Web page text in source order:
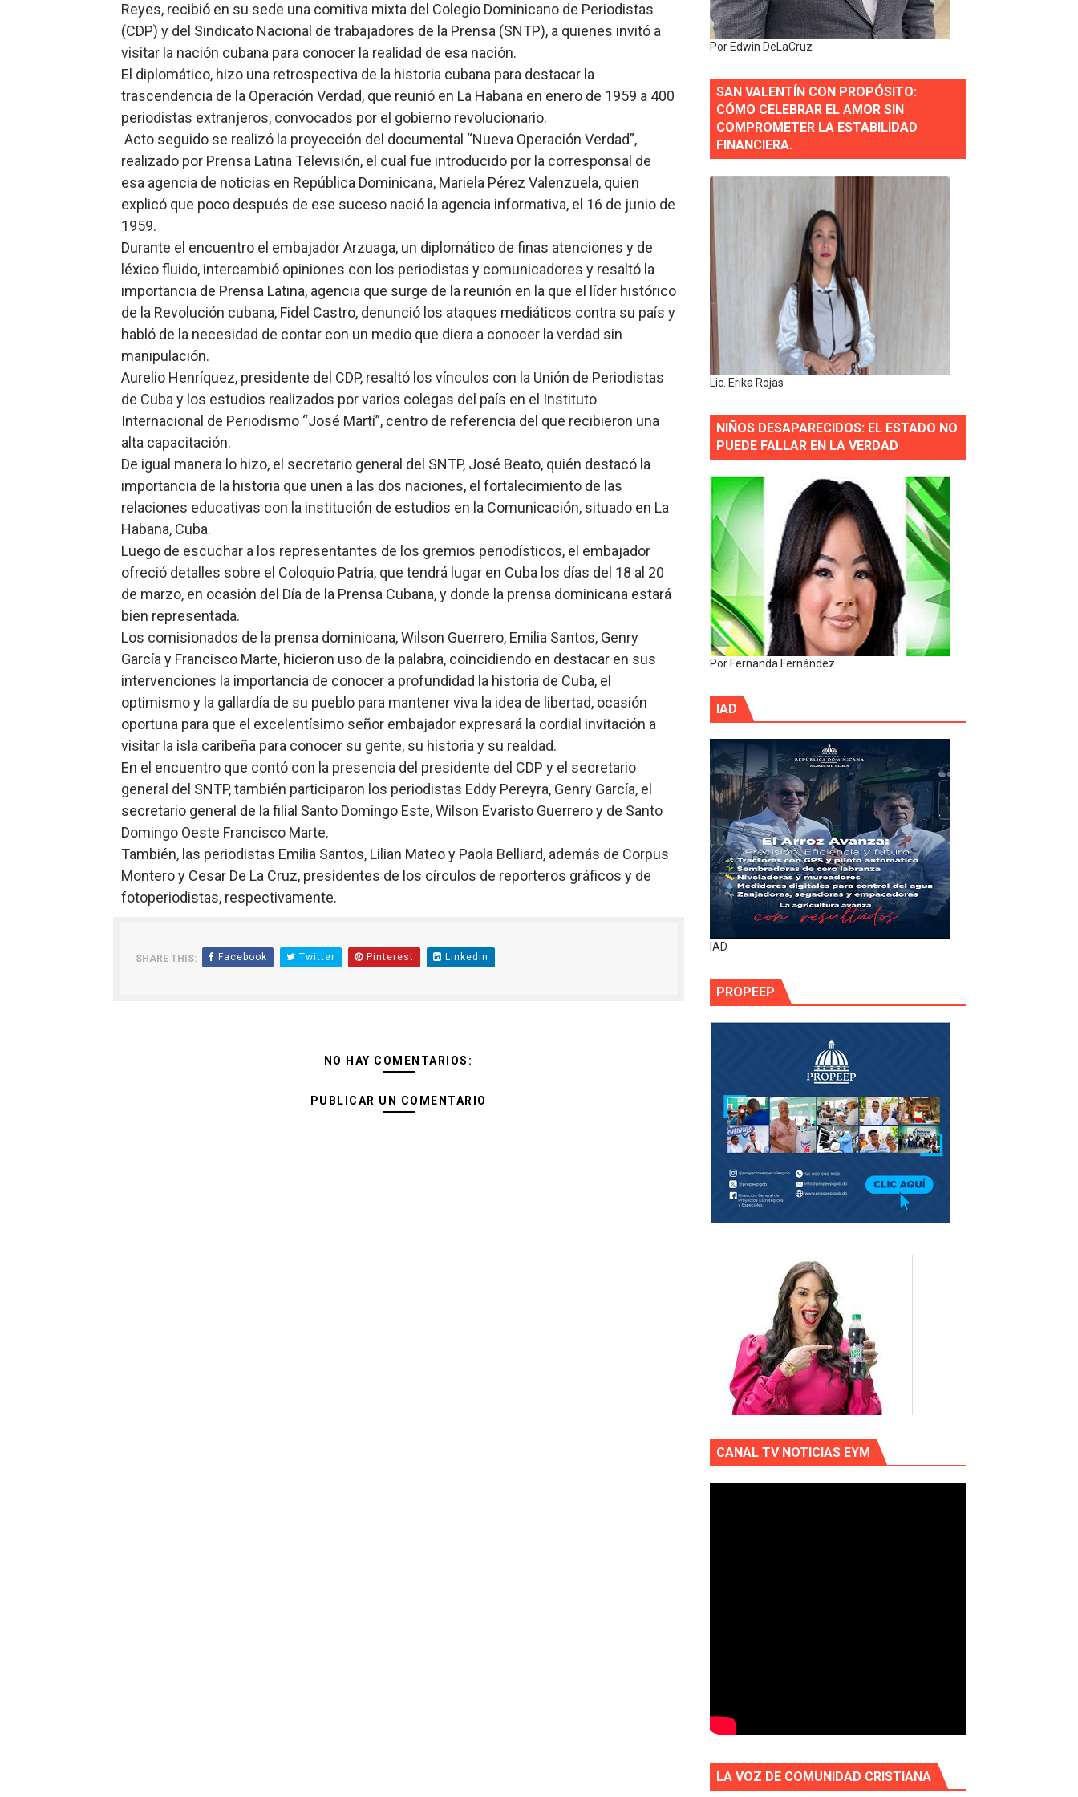
Lee Ballester a los que se forman como agentes “Todo el equipo de la DGM debe acogerse a normas éticas y ser garante de los derechos de
Operativo Interinstitucional “Compromiso Ambiental 2.0”
Trabajadores de la prensa y Obispado de la Provincia Santo Domingo Acuerdan Alianza Estratégica para Impulsar el Desarrollo de Santo
Ministerio de Cultura anuncia ganadores de Premios Anuales de Literatura 2026 y el de Historia 2025
Más de 180 dirigentes sindicales de las Américas se reúnen en República Dominicana para fortalecer el diálogo social y el trabajo decente
Reyes, recibió en su sede una comitiva mixta del Colegio Dominicano de Periodistas
(CDP) y del Sindicato Nacional de trabajadores de la Prensa (SNTP), a quienes invitó a
visitar la nación cubana para conocer la realidad de esa nación.
El diplomático, hizo una retrospectiva de la historia cubana para destacar la
trascendencia de la Operación Verdad, que reunió en La Habana en enero de 1959 a 400
periodistas extranjeros, convocados por el gobierno revolucionario.
Acto seguido se realizó la proyección del documental “Nueva Operación Verdad”,
realizado por Prensa Latina Televisión, el cual fue introducido por la corresponsal de
esa agencia de noticias en República Dominicana, Mariela Pérez Valenzuela, quien
explicó que poco después de ese suceso nació la agencia informativa, el 16 de junio de
1959.
Durante el encuentro el embajador Arzuaga, un diplomático de finas atenciones y de
léxico fluido, intercambió opiniones con los periodistas y comunicadores y resaltó la
importancia de Prensa Latina, agencia que surge de la reunión en la que el líder histórico
de la Revolución cubana, Fidel Castro, denunció los ataques mediáticos contra su país y
habló de la necesidad de contar con un medio que diera a conocer la verdad sin
manipulación.
Aurelio Henríquez, presidente del CDP, resaltó los vínculos con la Unión de Periodistas
de Cuba y los estudios realizados por varios colegas del país en el Instituto
Internacional de Periodismo “José Martí”, centro de referencia del que recibieron una
alta capacitación.
De igual manera lo hizo, el secretario general del SNTP, José Beato, quién destacó la
importancia de la historia que unen a las dos naciones, el fortalecimiento de las
relaciones educativas con la institución de estudios en la Comunicación, situado en La
Habana, Cuba.
Luego de escuchar a los representantes de los gremios periodísticos, el embajador
ofreció detalles sobre el Coloquio Patria, que tendrá lugar en Cuba los días del 18 al 20
de marzo, en ocasión del Día de la Prensa Cubana, y donde la prensa dominicana estará
bien representada.
Los comisionados de la prensa dominicana, Wilson Guerrero, Emilia Santos, Genry
García y Francisco Marte, hicieron uso de la palabra, coincidiendo en destacar en sus
intervenciones la importancia de conocer a profundidad la historia de Cuba, el
optimismo y la gallardía de su pueblo para mantener viva la idea de libertad, ocasión
oportuna para que el excelentísimo señor embajador expresará la cordial invitación a
visitar la isla caribeña para conocer su gente, su historia y su realdad.
En el encuentro que contó con la presencia del presidente del CDP y el secretario
general del SNTP, también participaron los periodistas Eddy Pereyra, Genry García, el
secretario general de la filial Santo Domingo Este, Wilson Evaristo Guerrero y de Santo
Domingo Oeste Francisco Marte.
También, las periodistas Emilia Santos, Lilian Mateo y Paola Belliard, además de Corpus
Montero y Cesar De La Cruz, presidentes de los círculos de reporteros gráficos y de
fotoperiodistas, respectivamente.
SHARE THIS: Facebook Twitter Pinterest Linkedin
NO HAY COMENTARIOS:
PUBLICAR UN COMENTARIO
Por Edwin DeLaCruz
SAN VALENTÍN CON PROPÓSITO:
CÓMO CELEBRAR EL AMOR SIN
COMPROMETER LA ESTABILIDAD
FINANCIERA.
Lic. Erika Rojas
NIÑOS DESAPARECIDOS: EL ESTADO NO
PUEDE FALLAR EN LA VERDAD
Por Fernanda Fernández
IAD
IAD
PROPEEP
CANAL TV NOTICIAS EYM
LA VOZ DE COMUNIDAD CRISTIANA